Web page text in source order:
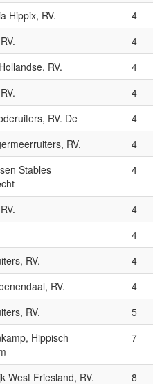
Hippix, RV. 4
4
RV. 4
4
RV. De 4
RV. 4
Stables
4
4
4
RV. 4
RV. 4
RV. 5
Hippisch
7
West Friesland, RV. 8